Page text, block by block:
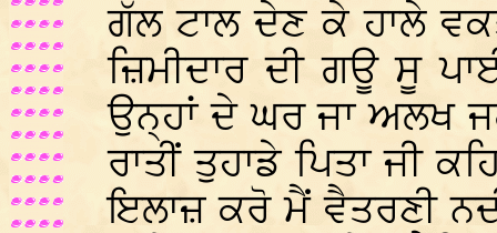
ਗੱਲ ਟਾਲ ਦੇਣ ਕੇ ਹਾਲੇ
ਜ਼ਿਮੀਦਾਰ ਦੀ ਗਊ ਸੂ
ਉਨ੍ਹਾਂ ਦੇ ਘਰ ਜਾ ਅਲਖ
ਰਾਤੀਂ ਤੁਹਾਡੇ ਪਿਤਾ ਜੀ
ਇਲਾਜ਼ ਕਰੋ ਮੈਂ ਵੈਤਰਣੀ